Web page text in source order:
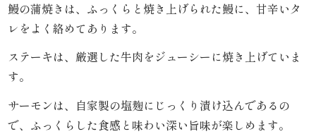
ガ
イ
商
鰻の蒲焼きは、ふっくらと焼き上げられた鰻に、甘辛いタ
レをよく絡めてあります。
ステーキは、厳選した牛肉をジューシーに焼き上げていま
す。
サーモンは、自家製の塩麹にじっくり漬け込んであるの
で、ふっくらした食感と味わい深い旨味が楽しめます。